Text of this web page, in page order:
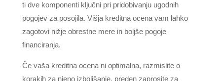
ti dve komponenti ključni pri pridobivanju ugodnih
pogojev za posojila. Višja kreditna ocena vam lahko
zagotovi nižje obrestne mere in boljše pogoje
financiranja.
Če vaša kreditna ocena ni optimalna, razmislite o
korakih za njeno izboljšanje, preden zaprosite za